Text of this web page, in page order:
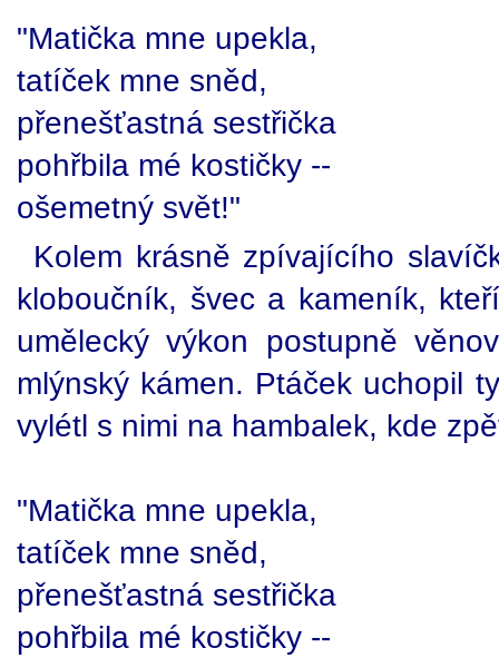
"Matička mne upekla,
tatíček mne sněd,
přenešťastná sestřička
pohřbila mé kostičky --
ošemetný svět!"
Kolem krásně zpívajícího
kloboučník, švec a kameník,
umělecký výkon postupně
mlýnský kámen. Ptáček uchopil
vylétl s nimi na hambalek, kde
"Matička mne upekla,
tatíček mne sněd,
přenešťastná sestřička
pohřbila mé kostičky --